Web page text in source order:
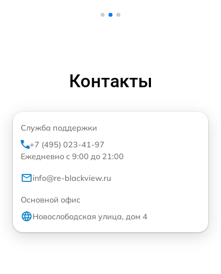
Контакты
Служба поддержки
+7 (495) 023-41-97
Ежедневно с 9:00 до 21:00
info@re-blackview.ru
Основной офис
Новослободская улица, дом 4